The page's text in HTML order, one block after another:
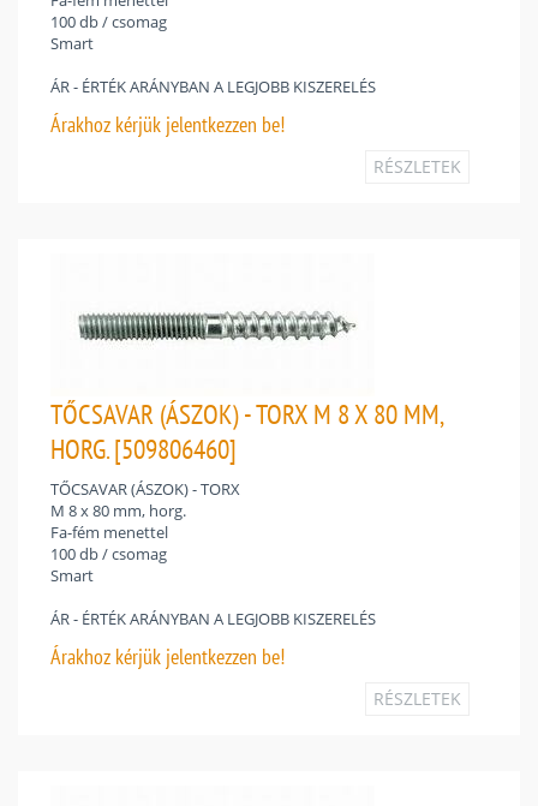
100 db / csomag
Smart
ÁR - ÉRTÉK ARÁNYBAN A LEGJOBB KISZERELÉS
Árakhoz kérjük jelentkezzen be!
RÉSZLETEK
TŐCSAVAR (ÁSZOK) - TORX M 8 X 80 MM,
HORG. [509806460]
TŐCSAVAR (ÁSZOK) - TORX
M 8 x 80 mm, horg.
Fa-fém menettel
100 db / csomag
Smart
ÁR - ÉRTÉK ARÁNYBAN A LEGJOBB KISZERELÉS
Árakhoz kérjük jelentkezzen be!
RÉSZLETEK